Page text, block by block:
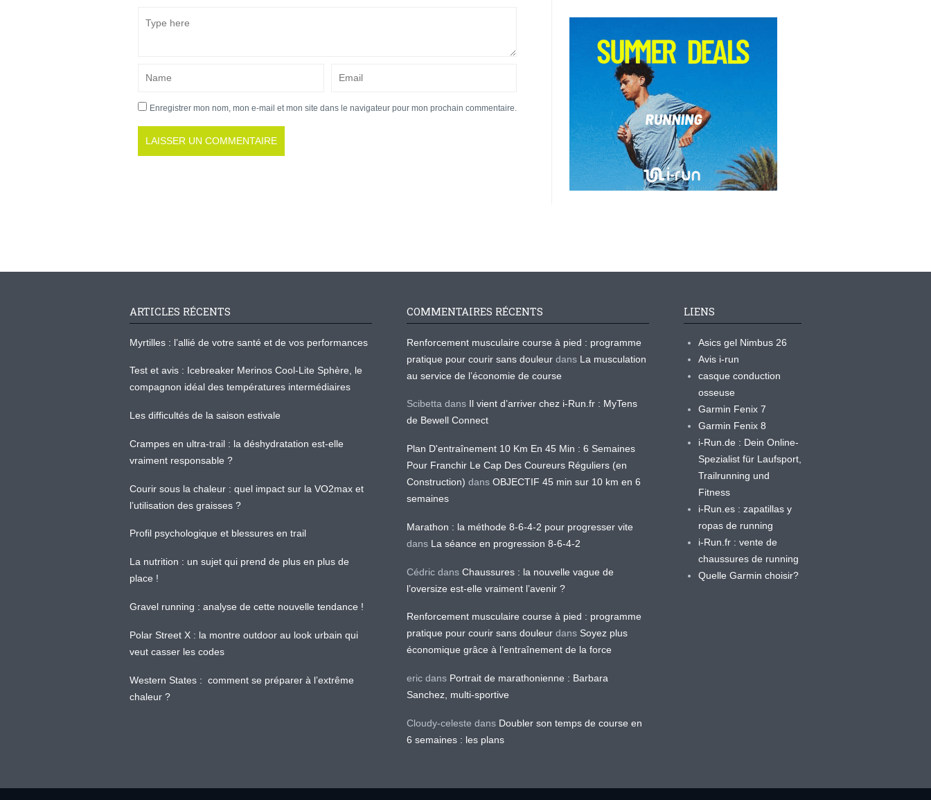
Enregistrer mon nom, mon e-mail et mon site dans le navigateur pour mon prochain commentaire.
ARTICLES RÉCENTS
Myrtilles : l’allié de votre santé et de vos performances
Test et avis : Icebreaker Merinos Cool-Lite Sphère, le
compagnon idéal des températures intermédiaires
Les difficultés de la saison estivale
Crampes en ultra-trail : la déshydratation est-elle
vraiment responsable ?
Courir sous la chaleur : quel impact sur la VO2max et
l’utilisation des graisses ?
Profil psychologique et blessures en trail
La nutrition : un sujet qui prend de plus en plus de
place !
Gravel running : analyse de cette nouvelle tendance !
Polar Street X : la montre outdoor au look urbain qui
veut casser les codes
Western States : comment se préparer à l’extrême
chaleur ?
COMMENTAIRES RÉCENTS
Renforcement musculaire course à pied : programme
pratique pour courir sans douleur dans La musculation
au service de l’économie de course
Scibetta dans Il vient d’arriver chez i-Run.fr : MyTens
de Bewell Connect
Plan D'entraînement 10 Km En 45 Min : 6 Semaines
Pour Franchir Le Cap Des Coureurs Réguliers (en
Construction) dans OBJECTIF 45 min sur 10 km en 6
semaines
Marathon : la méthode 8-6-4-2 pour progresser vite
dans La séance en progression 8-6-4-2
Cédric dans Chaussures : la nouvelle vague de
l’oversize est-elle vraiment l’avenir ?
Renforcement musculaire course à pied : programme
pratique pour courir sans douleur dans Soyez plus
économique grâce à l’entraînement de la force
eric dans Portrait de marathonienne : Barbara
Sanchez, multi-sportive
Cloudy-celeste dans Doubler son temps de course en
6 semaines : les plans
LIENS
Asics gel Nimbus 26
Avis i-run
casque conduction
osseuse
Garmin Fenix 7
Garmin Fenix 8
i-Run.de : Dein Online-
Spezialist für Laufsport,
Trailrunning und
Fitness
i-Run.es : zapatillas y
ropas de running
i-Run.fr : vente de
chaussures de running
Quelle Garmin choisir?